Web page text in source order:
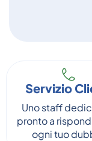
Servizio
Uno staff
pronto a
ogni tuo